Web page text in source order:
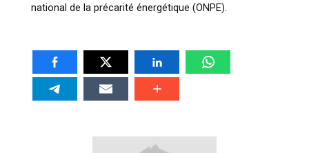
national de la précarité énergétique (ONPE).